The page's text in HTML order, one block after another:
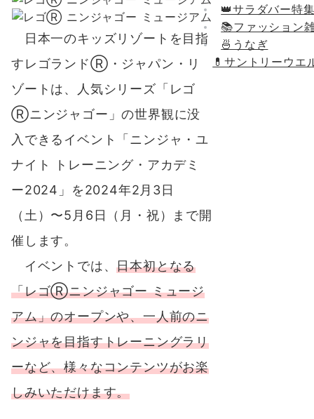
日本一のキッズリゾートを目指
すレゴランドⓇ・ジャパン・リ
ゾートは、人気シリーズ「レゴ
Ⓡニンジャゴー」の世界観に没
入できるイベント「ニンジャ・ユ
ナイト トレーニング・アカデミ
ー2024」を2024年2月3日
（土）〜5月6日（月・祝）まで開
催します。
イベントでは、日本初となる
「レゴⓇニンジャゴー ミュージ
アム」のオープンや、一人前のニ
ンジャを目指すトレーニングラリ
ーなど、様々なコンテンツがお楽
しみいただけます。
👑サラダバー特
📚ファッション
🍜うなぎ
💊サントリーウエ